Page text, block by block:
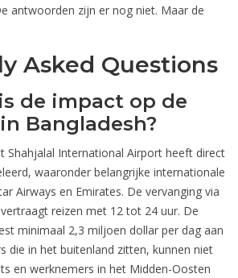
antwoorden zijn er nog niet. Maar de
Asked Questions
de impact op de
Bangladesh?
Shahjalal International Airport heeft direct
waaronder belangrijke internationale
Airways en Emirates. De vervanging via
reizen met 12 tot 24 uur. De
minimaal 2,3 miljoen dollar per dag aan
die in het buitenland zitten, kunnen niet
en werknemers in het Midden-Oosten